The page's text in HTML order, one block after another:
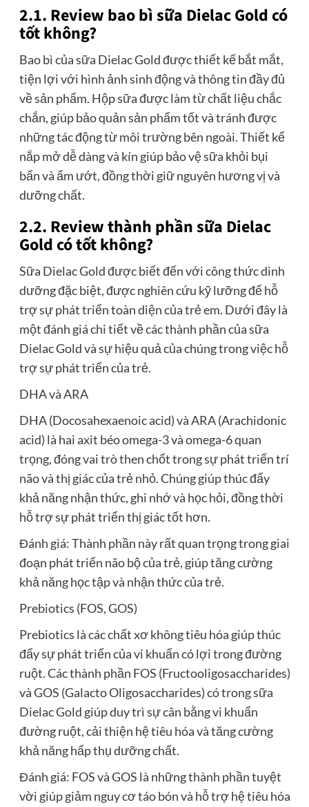
2.1. Review bao bì sữa Dielac Gold có
tốt không?
Bao bì của sữa Dielac Gold được thiết kế bắt mắt,
tiện lợi với hình ảnh sinh động và thông tin đầy đủ
về sản phẩm. Hộp sữa được làm từ chất liệu chắc
chắn, giúp bảo quản sản phẩm tốt và tránh được
những tác động từ môi trường bên ngoài. Thiết kế
nắp mở dễ dàng và kín giúp bảo vệ sữa khỏi bụi
bẩn và ẩm ướt, đồng thời giữ nguyên hương vị và
dưỡng chất.
2.2. Review thành phần sữa Dielac
Gold có tốt không?
Sữa Dielac Gold được biết đến với công thức dinh
dưỡng đặc biệt, được nghiên cứu kỹ lưỡng để hỗ
trợ sự phát triển toàn diện của trẻ em. Dưới đây là
một đánh giá chi tiết về các thành phần của sữa
Dielac Gold và sự hiệu quả của chúng trong việc hỗ
trợ sự phát triển của trẻ.
DHA và ARA
DHA (Docosahexaenoic acid) và ARA (Arachidonic
acid) là hai axit béo omega-3 và omega-6 quan
trọng, đóng vai trò then chốt trong sự phát triển trí
não và thị giác của trẻ nhỏ. Chúng giúp thúc đẩy
khả năng nhận thức, ghi nhớ và học hỏi, đồng thời
hỗ trợ sự phát triển thị giác tốt hơn.
Đánh giá: Thành phần này rất quan trọng trong giai
đoạn phát triển não bộ của trẻ, giúp tăng cường
khả năng học tập và nhận thức của trẻ.
Prebiotics (FOS, GOS)
Prebiotics là các chất xơ không tiêu hóa giúp thúc
đẩy sự phát triển của vi khuẩn có lợi trong đường
ruột. Các thành phần FOS (Fructooligosaccharides)
và GOS (Galacto Oligosaccharides) có trong sữa
Dielac Gold giúp duy trì sự cân bằng vi khuẩn
đường ruột, cải thiện hệ tiêu hóa và tăng cường
khả năng hấp thụ dưỡng chất.
Đánh giá: FOS và GOS là những thành phần tuyệt
vời giúp giảm nguy cơ táo bón và hỗ trợ hệ tiêu hóa